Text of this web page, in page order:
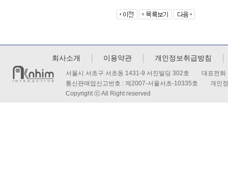
회사소개 이용약관 개인정보취급방침
서울시 서초구 서초동 1431-9 서진빌딩 302호 대표
통신판매업신고번호 : 제2007-서울서초-10335호 개인정
Copyright ⓒ All Right reserved